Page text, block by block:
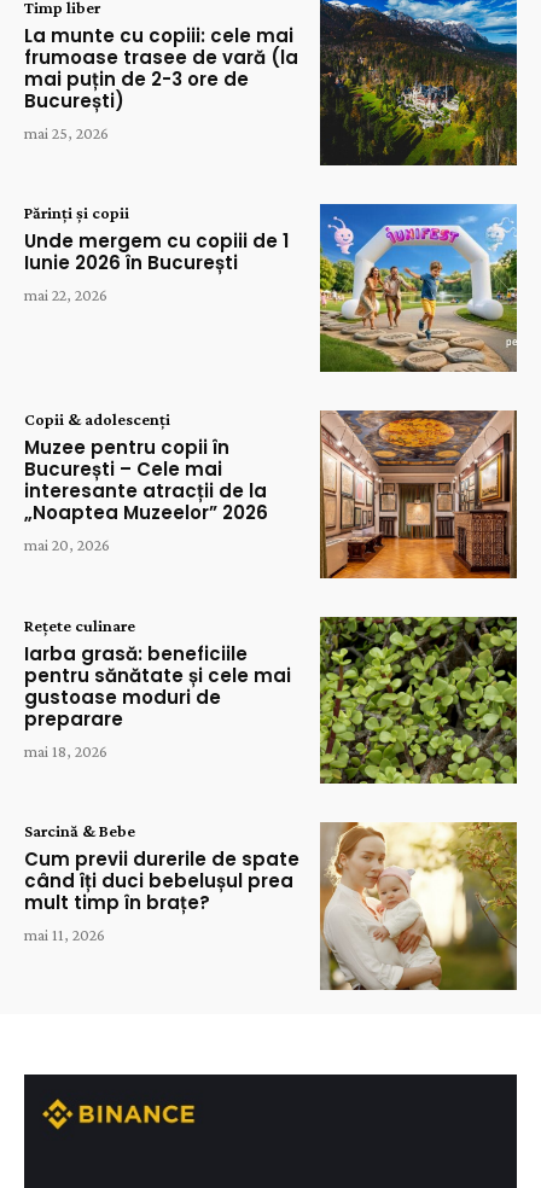
Timp liber
La munte cu copiii: cele mai
frumoase trasee de vară (la
mai puțin de 2-3 ore de
București)
mai 25, 2026
Părinți și copii
Unde mergem cu copiii de 1
Iunie 2026 în București
mai 22, 2026
Copii & adolescenți
Muzee pentru copii în
București – Cele mai
interesante atracții de la
„Noaptea Muzeelor” 2026
mai 20, 2026
Rețete culinare
Iarba grasă: beneficiile
pentru sănătate și cele mai
gustoase moduri de
preparare
mai 18, 2026
Sarcină & Bebe
Cum previi durerile de spate
când îți duci bebelușul prea
mult timp în brațe?
mai 11, 2026